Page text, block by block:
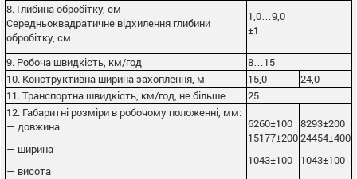
8. Глибина обробітку, см
Середньоквадратичне відхилення глибини
обробітку, см
1,0…9,0
±1
9. Робоча швидкість, км/год
8…15
10. Конструктивна ширина захоплення, м
15,0
24,0
11. Транспортна швидкість, км/год, не більше
25
12. Габаритні розміри в робочому положенні, мм:
— довжина
— ширина
— висота
6260±100
15177±200
1043±100
8293±200
24454±400
1043±100